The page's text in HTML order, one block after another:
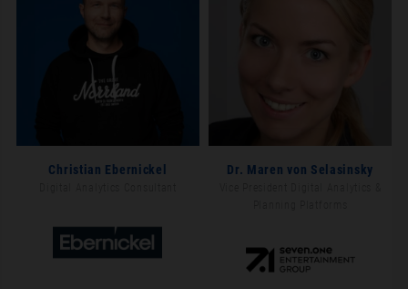
Christian Ebernickel Dr. Maren von Selasinsky